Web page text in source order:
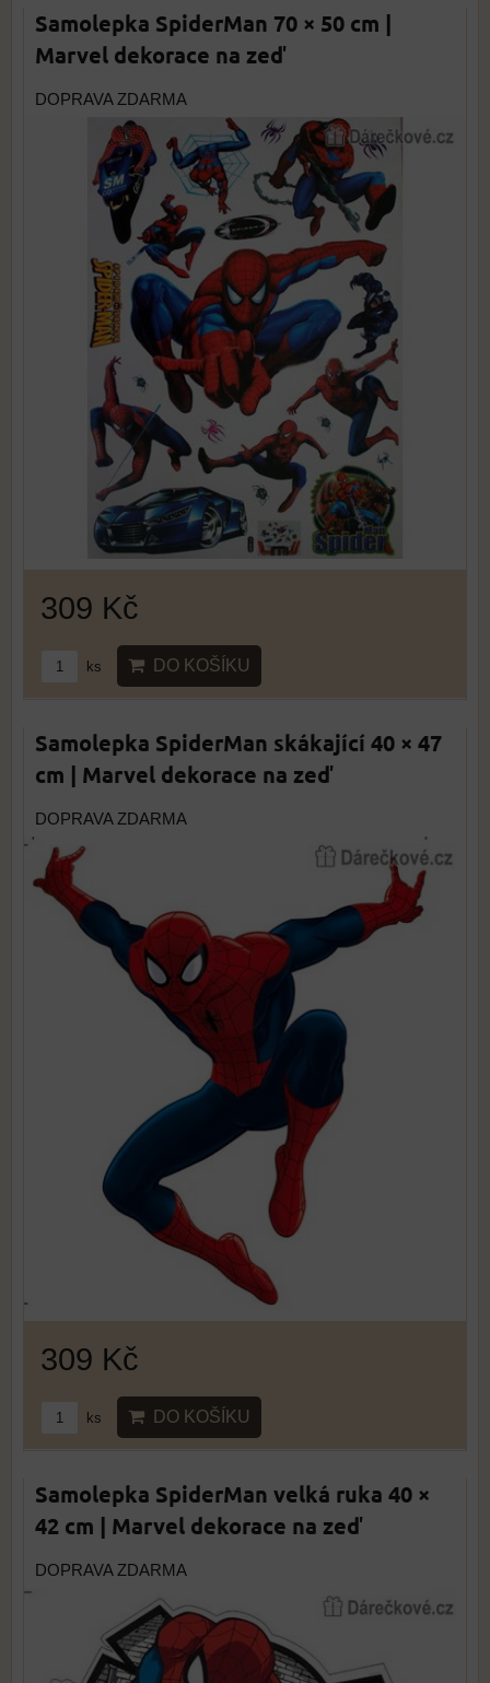
Samolepka SpiderMan 70 × 50 cm |
Marvel dekorace na zeď
DOPRAVA ZDARMA
309 Kč
ks DO KOŠÍKU
Samolepka SpiderMan skákající 40 × 47
cm | Marvel dekorace na zeď
DOPRAVA ZDARMA
309 Kč
ks DO KOŠÍKU
Samolepka SpiderMan velká ruka 40 ×
42 cm | Marvel dekorace na zeď
DOPRAVA ZDARMA